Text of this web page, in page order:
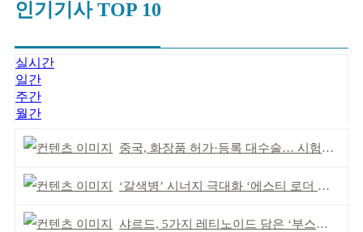
인기기사 TOP 10
실시간
일간
주간
월간
중국, 화장품 허가·등록 대수술… 시험자료 공용 허용
‘갈색병’ 시너지 극대화 ‘에스티 로더 스킨부스터’ 출시
샤르드, 5가지 레티노이드 담은 ‘부스팅 세럼’ 출시